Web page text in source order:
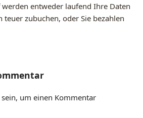
entweder laufend Ihre Daten
teuer zubuchen, oder Sie bezahlen
sein, um einen Kommentar